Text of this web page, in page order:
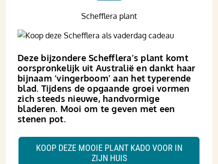
Deze bijzondere Schefflera’s plant komt
oor­spronke­lijk uit Australië en dankt haar
bijnaam ‘vinger­boom’ aan het typerende
blad. Tijdens de opgaande groei vormen
zich steeds nieuwe, hand­vormige
bladeren. Mooi om te geven met een
stenen pot.
Schefflera plant
KOOP DEZE MOOIE PLANT KADO VOOR IN
ZIJN HUIS